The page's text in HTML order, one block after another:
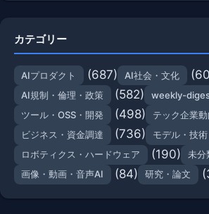
カテゴリー
AIプロダクト (687) AI社会・文化
AI規制・倫理・政策 (582) weekly-
ツール・OSS・開発 (498) テック企業動
ビジネス・資金調達 (736) モデル・技術
ロボティクス・ハードウェア (190) 未分
画像・動画・音声AI (84) 研究・論文